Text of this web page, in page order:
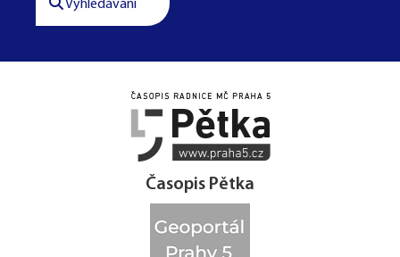
Vyhledávání
 
Časopis Pětka